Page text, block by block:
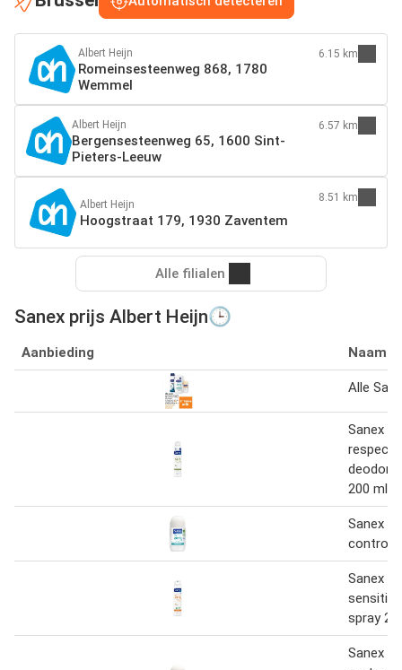
Albert Heijn
Romeinsesteenweg 868, 1780
Wemmel
6.15 km
Albert Heijn
Bergensesteenweg 65, 1600 Sint-
Pieters-Leeuw
6.57 km
Albert Heijn
Hoogstraat 179, 1930 Zaventem
8.51 km
Alle filialen
Sanex prijs Albert Heijn🕒
Aanbieding Naam
Alle
Sanex
respect
200 ml
Sanex
control
Sanex
spray
Sanex